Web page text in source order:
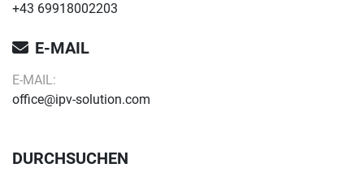
+43 69918002203
E-MAIL
E-MAIL:
office@ipv-solution.com
DURCHSUCHEN